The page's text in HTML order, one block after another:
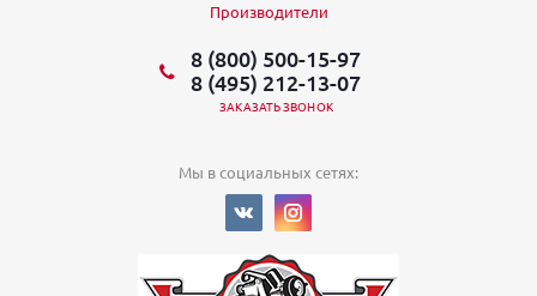
Производители
8 (800) 500-15-97
8 (495) 212-13-07
ЗАКАЗАТЬ ЗВОНОК
Мы в социальных сетях: